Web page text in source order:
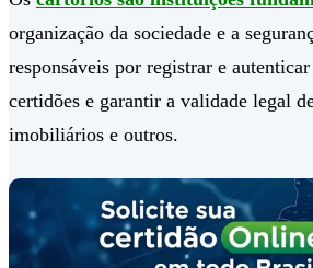
organização da sociedade e a
responsáveis por registrar e
certidões e garantir a validade legal
imobiliários e outros.